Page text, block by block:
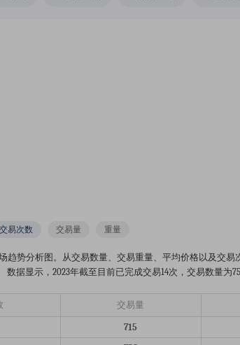
交易次数 交易量 重量
趋势分析图。从交易数量、交易重量、平均价格以及交
据显示，2023年截至目前已完成交易14次，交易数量为
交易量
715